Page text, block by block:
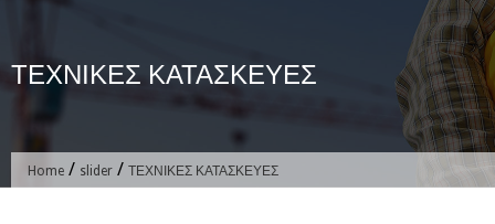
ΤΕΧΝΙΚΕΣ ΚΑΤΑΣΚΕΥΕΣ
Home / slider / ΤΕΧΝΙΚΕΣ ΚΑΤΑΣΚΕΥΕΣ